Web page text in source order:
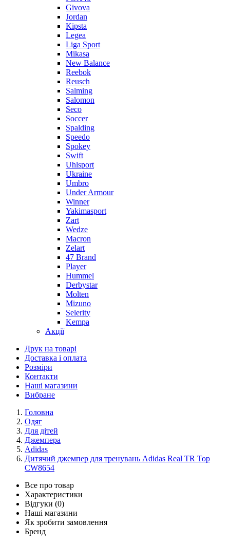
Givova
Jordan
Kipsta
Legea
Liga Sport
Mikasa
New Balance
Reebok
Reusch
Salming
Salomon
Seco
Soccer
Spalding
Speedo
Spokey
Swift
Uhlsport
Ukraine
Umbro
Under Armour
Winner
Yakimasport
Zart
Wedze
Macron
Zelart
47 Brand
Player
Hummel
Derbystar
Molten
Mizuno
Selerity
Kempa
Акції
Друк на товарі
Доставка і оплата
Розміри
Контакти
Наші магазини
Вибране
Головна
Одяг
Для дітей
Джемпера
Adidas
Дитячий джемпер для тренувань Adidas Real TR Top
CW8654
Все про товар
Характеристики
Відгуки (0)
Наші магазини
Як зробити замовлення
Бренд